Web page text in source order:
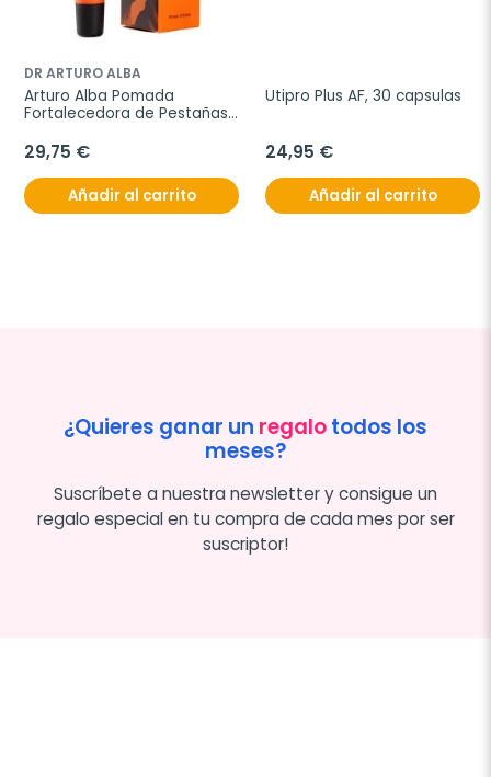
DR ARTURO ALBA
Arturo Alba Pomada
Fortalecedora de Pestañas
29,75 €
Añadir al carrito
Utipro Plus AF, 30 capsulas
24,95 €
Añadir al carrito
¿Quieres ganar un regalotodos los
meses?
Suscríbete a nuestra newsletter y consigue un
regalo especial en tu compra de cada mes por ser
suscriptor!